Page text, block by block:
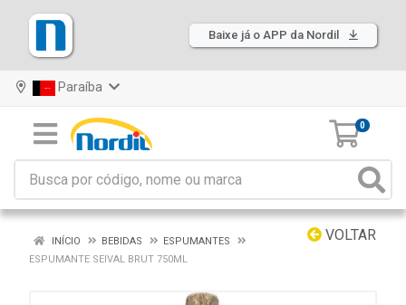
Baixe já o APP da Nordil
Paraíba
0
VOLTAR
INÍCIO BEBIDAS
ESPUMANTES
ESPUMANTE SEIVAL BRUT 750ML